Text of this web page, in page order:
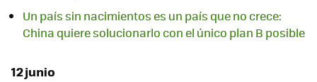
Un país sin nacimientos es un país que no crece:
China quiere solucionarlo con el único plan B posible
12 junio